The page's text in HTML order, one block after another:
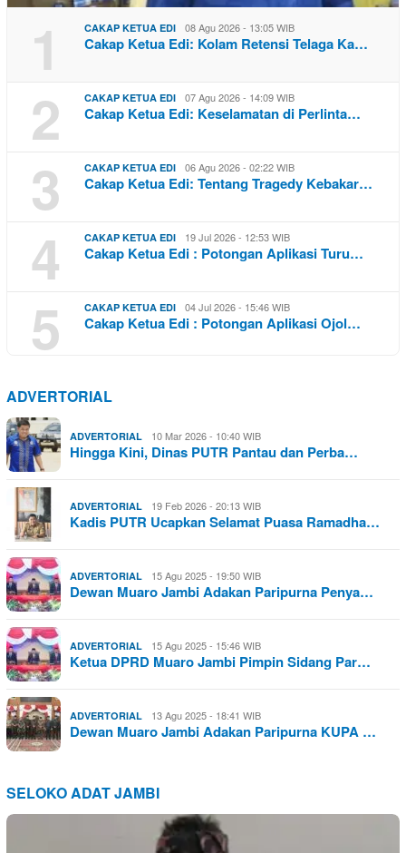
1 CAKAP KETUA EDI 08 Agu 2026 - 13:05 WIB
Cakap Ketua Edi: Kolam Retensi Telaga Ka…
2 CAKAP KETUA EDI 07 Agu 2026 - 14:09 WIB
Cakap Ketua Edi: Keselamatan di Perlinta…
3 CAKAP KETUA EDI 06 Agu 2026 - 02:22 WIB
Cakap Ketua Edi: Tentang Tragedy Kebakar…
4 CAKAP KETUA EDI 19 Jul 2026 - 12:53 WIB
Cakap Ketua Edi : Potongan Aplikasi Turu…
5 CAKAP KETUA EDI 04 Jul 2026 - 15:46 WIB
Cakap Ketua Edi : Potongan Aplikasi Ojol…
ADVERTORIAL
ADVERTORIAL 10 Mar 2026 - 10:40 WIB
Hingga Kini, Dinas PUTR Pantau dan Perba…
ADVERTORIAL 19 Feb 2026 - 20:13 WIB
Kadis PUTR Ucapkan Selamat Puasa Ramadha…
ADVERTORIAL 15 Agu 2025 - 19:50 WIB
Dewan Muaro Jambi Adakan Paripurna Penya…
ADVERTORIAL 15 Agu 2025 - 15:46 WIB
Ketua DPRD Muaro Jambi Pimpin Sidang Par…
ADVERTORIAL 13 Agu 2025 - 18:41 WIB
Dewan Muaro Jambi Adakan Paripurna KUPA …
SELOKO ADAT JAMBI